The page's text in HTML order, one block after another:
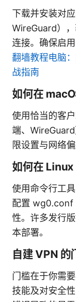
下载并安装对
WireGuard）
连接。确保启
翻墙教程电脑
战指南
如何在
使用恰当的客
端、
限设置与网络
如何在 Linux
使用命令行工
配置 wg0.conf
性。许多发行
本部署。
自建 VPN 的
门槛在于你需
技能及对安全